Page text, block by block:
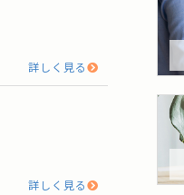
詳しく見る
詳しく見る